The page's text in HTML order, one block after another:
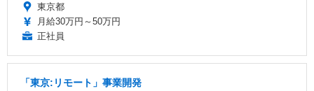
東京都
月給30万円～50万円
正社員
「東京:リモート」事業開発